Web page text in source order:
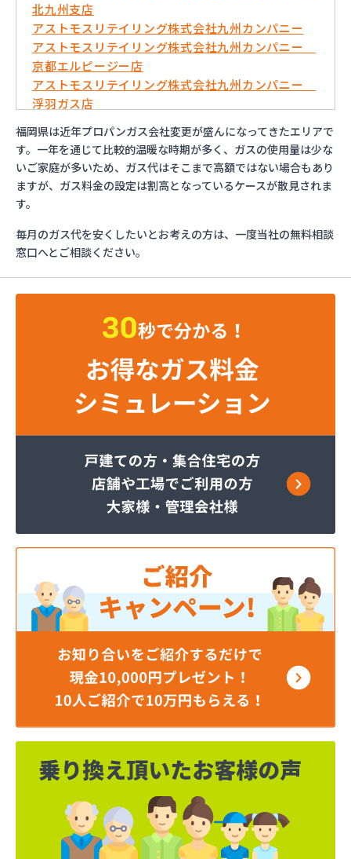
北九州支店
アストモスリテイリング株式会社九州カンパニー
アストモスリテイリング株式会社九州カンパニー
京都エルピージー店
アストモスリテイリング株式会社九州カンパニー
浮羽ガス店
イワタニ九州株式会社 久留米営業所
イワタニ九州株式会社 弓削田営業所
イワタニ九州株式会社 行橋営業所
イワタニ九州株式会社 福岡支店
グリーンホーム株式会社
ケイ・ティ液化ガス
コーアガステック株式会社
サンエープロパン
すえまつ興産株式会社
セブンガス株式会社
ダイネン株式会社 北九州営業所
ネットワークガスオーエス株式会社
ホ－ムガス株式会社
ホ－ムガス商事有限会社
ミライフ西日本株式会社 福岡店
安永米穀販売店
安全プロパン有限会社
安部燃料店
井手燃料店
井上幸男商店
一丁田プロパン
一二三プロパン商事
一木商店
宇島瓦斯株式会社 宇島営業所
宇島瓦斯株式会社 門司営業所
宇木商店
永島米穀燃料店
延命ガス
奥村商事株式会社
福岡県は近年プロパンガス会社変更が盛んになってきたエリアで
す。一年を通じて比較的温暖な時期が多く、ガスの使用量は少な
いご家庭が多いため、ガス代はそこまで高額ではない場合もあり
ますが、ガス料金の設定は割高となっているケースが散見されま
す。
毎月のガス代を安くしたいとお考えの方は、一度当社の無料相談
窓口へとご相談ください。